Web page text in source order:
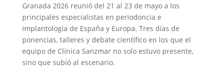
Granada 2026 reunió del 21 al 23 de mayo a los
principales especialistas en periodoncia e
implantología de España y Europa. Tres días de
ponencias, talleres y debate científico en los que el
equipo de Clínica Sanzmar no solo estuvo presente,
sino que subió al escenario.